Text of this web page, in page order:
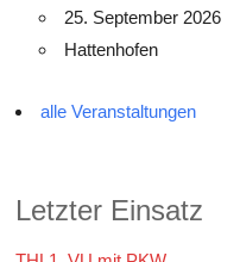
25. September 2026
Hattenhofen
alle Veranstaltungen
Letzter Einsatz